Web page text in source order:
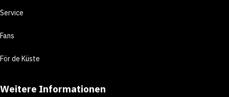
Service
Fans
För de Küste
Weitere Informationen